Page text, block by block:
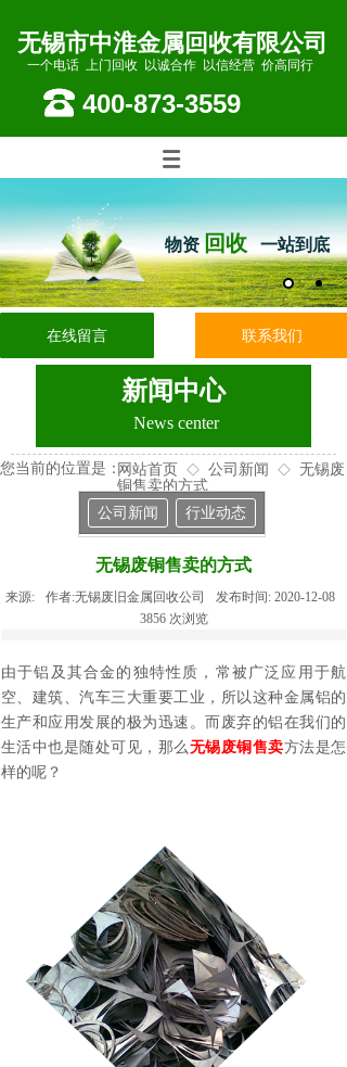
400-873-3559
无锡市中淮金属回收有限公司
一个电话 上门回收 以诚合作 以信经营 价高同行
物资回收 一站到底
联系我们
在线留言
新闻中心
News center
您当前的位置是：网站首页 ◇ 公司新闻 ◇ 无锡废
铜售卖的方式
公司新闻 行业动态
无锡废铜售卖的方式
来源: 作者:无锡废旧金属回收公司 发布时间: 2020-12-08
3856 次浏览
由于铝及其合金的独特性质，常被广泛应用于航
空、建筑、汽车三大重要工业，所以这种金属铝的
生产和应用发展的极为迅速。而废弃的铝在我们的
生活中也是随处可见，那么无锡废铜售卖方法是怎
样的呢？